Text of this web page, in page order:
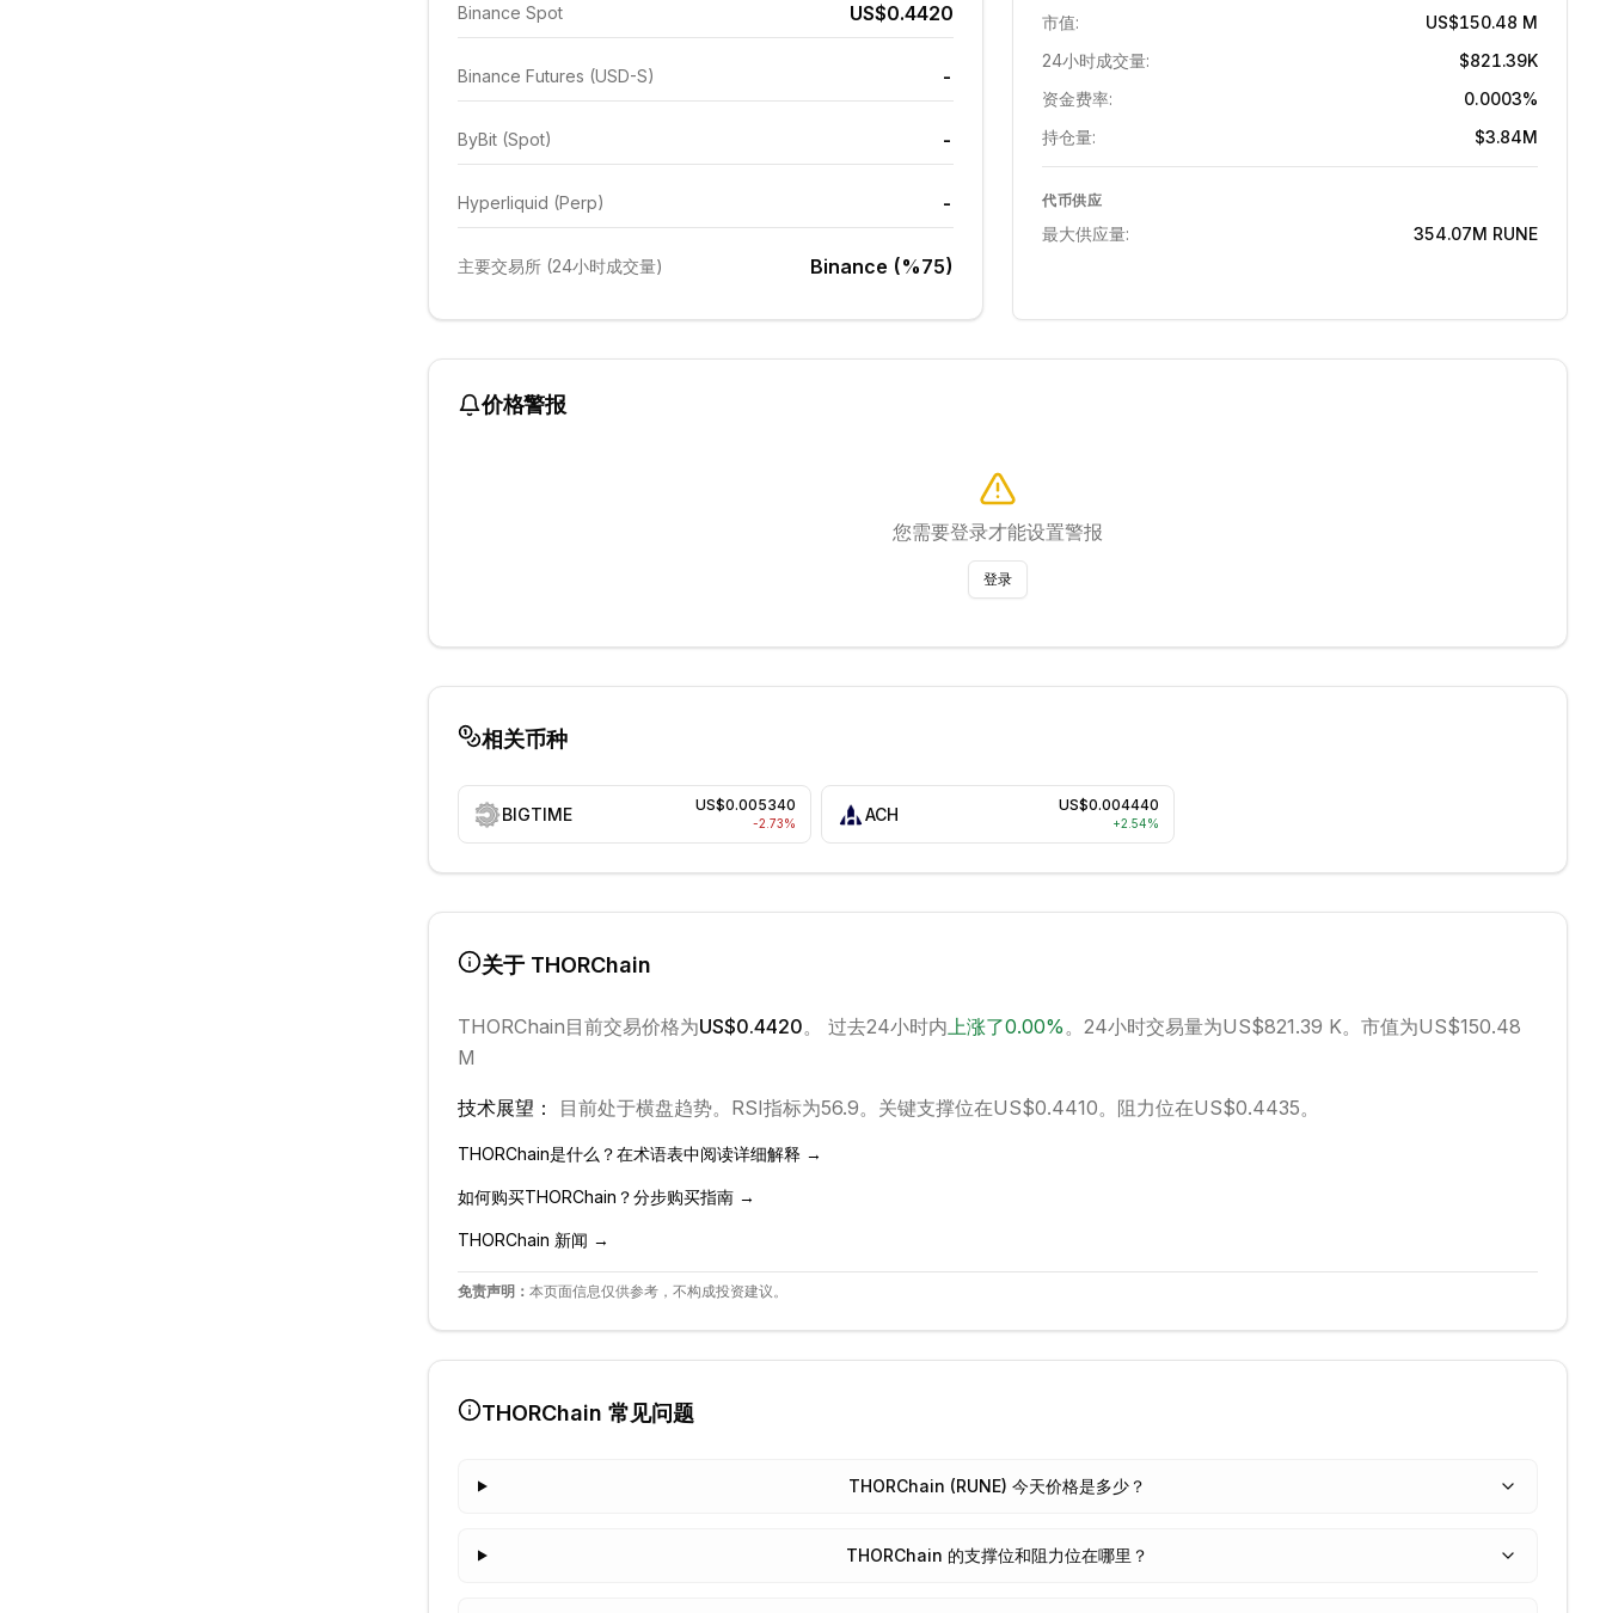
Binance Spot US$0.4420
Binance Futures (USD-S) -
ByBit (Spot) -
Hyperliquid (Perp) -
主要交易所 (24小时成交量) Binance (%75)
市值:
US$150.48 M
24小时成交量:
$821.39K
资金费率:
0.0003%
持仓量:
$3.84M
代币供应
最大供应量: 354.07M RUNE
价格警报
您需要登录才能设置警报
登录
相关币种
BIGTIME US$0.005340
-2.73% ACH US$0.004440
+2.54%
关于 THORChain
THORChain目前交易价格为US$0.4420。 过去24小时内上涨了0.00%。 24小时交易量为US$821.39 K。 市值为US$150.48
M
技术展望： 目前处于横盘趋势。 RSI指标为56.9。 关键支撑位在US$0.4410。 阻力位在US$0.4435。
THORChain是什么？在术语表中阅读详细解释 →
如何购买THORChain ？分步购买指南 →
THORChain 新闻 →
免责声明： 本页面信息仅供参考，不构成投资建议。
THORChain 常见问题
THORChain (RUNE) 今天价格是多少？
THORChain 的支撑位和阻力位在哪里？